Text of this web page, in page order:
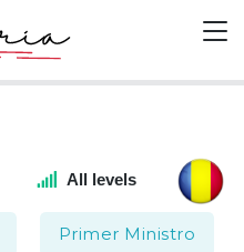
All levels
Primer Ministro